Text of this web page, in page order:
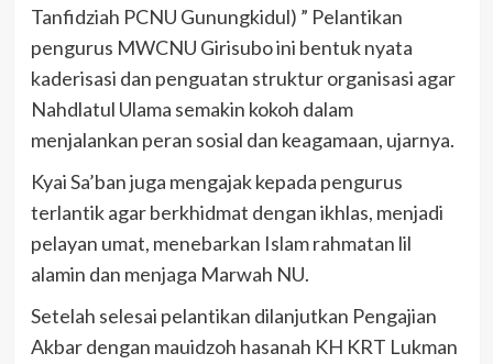
Tanfidziah PCNU Gunungkidul) ” Pelantikan
pengurus MWCNU Girisubo ini bentuk nyata
kaderisasi dan penguatan struktur organisasi agar
Nahdlatul Ulama semakin kokoh dalam
menjalankan peran sosial dan keagamaan, ujarnya.
Kyai Sa’ban juga mengajak kepada pengurus
terlantik agar berkhidmat dengan ikhlas, menjadi
pelayan umat, menebarkan Islam rahmatan lil
alamin dan menjaga Marwah NU.
Setelah selesai pelantikan dilanjutkan Pengajian
Akbar dengan mauidzoh hasanah KH KRT Lukman